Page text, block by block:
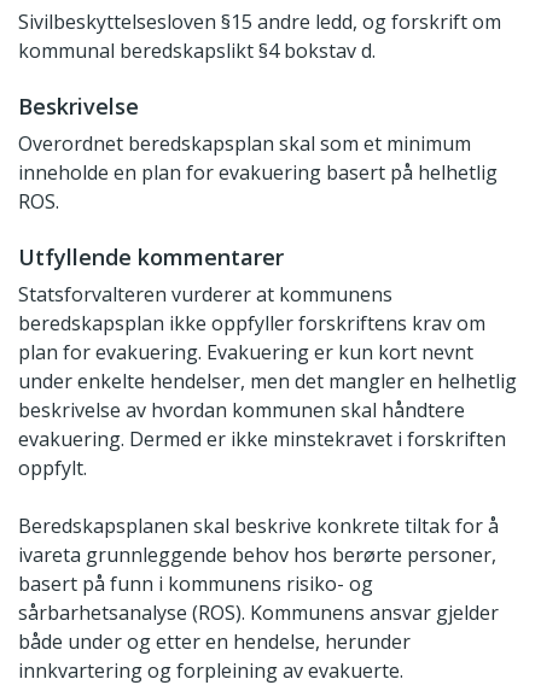
Sivilbeskyttelsesloven §15 andre ledd, og forskrift om
kommunal beredskapslikt §4 bokstav d.
Beskrivelse
Overordnet beredskapsplan skal som et minimum
inneholde en plan for evakuering basert på helhetlig
ROS.
Utfyllende kommentarer
Statsforvalteren vurderer at kommunens
beredskapsplan ikke oppfyller forskriftens krav om
plan for evakuering. Evakuering er kun kort nevnt
under enkelte hendelser, men det mangler en helhetlig
beskrivelse av hvordan kommunen skal håndtere
evakuering. Dermed er ikke minstekravet i forskriften
oppfylt.
Beredskapsplanen skal beskrive konkrete tiltak for å
ivareta grunnleggende behov hos berørte personer,
basert på funn i kommunens risiko- og
sårbarhetsanalyse (ROS). Kommunens ansvar gjelder
både under og etter en hendelse, herunder
innkvartering og forpleining av evakuerte.